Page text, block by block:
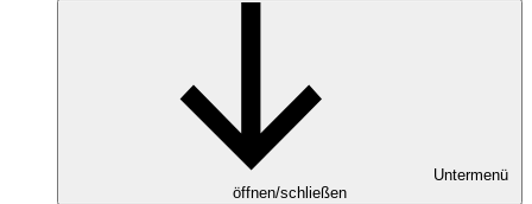
Untermenü
öffnen/schließen